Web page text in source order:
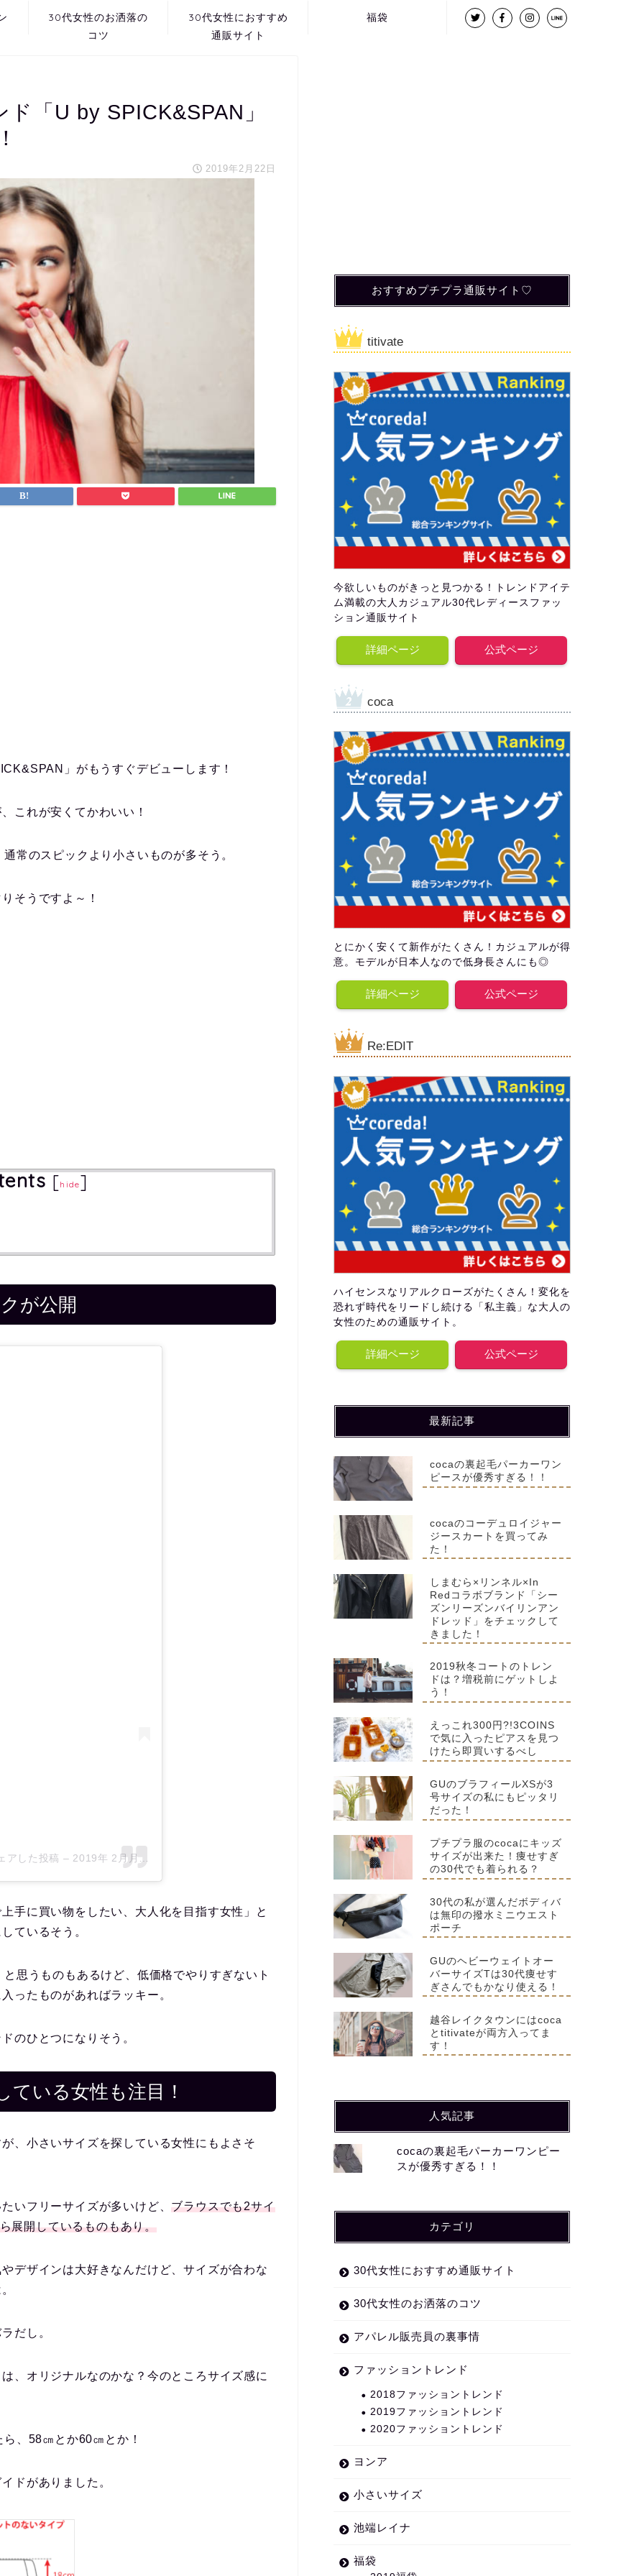
30代女性のお洒落の
コツ
30代女性におすすめ
通販サイト
福袋
「U by SPICK&SPAN」
2019年2月22日
」がもうすぐデビューします！
これが安くてかわいい！
常のスピックより小さいものが多そう。
そうですよ～！
[hide]
が公開
アした投稿 – 2019年 2月月20日午前2時55分PST
手に買い物をしたい、大人化を目指す女性」と
ているそう。
思うものもあるけど、 低価格でやりすぎないト
ったものがあればラッキー。
のひとつになりそう。
いる女性も注目！
、小さいサイズを探している女性にもよさそ
いフリーサイズが多いけど、ブラウスでも2サイ
展開しているものもあり。
デザインは大好きなんだけど、サイズが合わな
だし。
、オリジナルなのかな？今のところサイズ感に
、58㎝とか60㎝とか！
ドがありました。
おすすめプチプラ通販サイト♡
titivate
今欲しいものがきっと見つかる！トレンドアイテ
ム満載の大人カジュアル30代レディースファッ
ション通販サイト
詳細ページ 公式ページ
coca
とにかく安くて新作がたくさん！カジュアルが得
意。モデルが日本人なので低身長さんにも◎
詳細ページ 公式ページ
Re:EDIT
ハイセンスなリアルクローズがたくさん！変化を
恐れず時代をリードし続ける「私主義」な大人の
女性のための通販サイト。
詳細ページ 公式ページ
最新記事
cocaの裏起毛パーカーワン
ピースが優秀すぎる！！
cocaのコーデュロイジャー
ジースカートを買ってみ
た！
しまむら×リンネル×In
Redコラボブランド「シー
ズンリーズンバイリンアン
ドレッド」をチェックして
きました！
2019秋冬コートのトレン
ドは？増税前にゲットしよ
う！
えっこれ300円?!3COINS
で気に入ったピアスを見つ
けたら即買いするべし
GUのブラフィールXSが3
号サイズの私にもピッタリ
だった！
プチプラ服のcocaにキッズ
サイズが出来た！痩せすぎ
の30代でも着られる？
30代の私が選んだボディバ
は無印の撥水ミニウエスト
ポーチ
GUのヘビーウェイトオー
バーサイズTは30代痩せす
ぎさんでもかなり使える！
越谷レイクタウンにはcoca
とtitivateが両方入ってま
す！
人気記事
cocaの裏起毛パーカーワンピー
スが優秀すぎる！！
カテゴリ
30代女性におすすめ通販サイト
30代女性のお洒落のコツ
アパレル販売員の裏事情
ファッショントレンド
2018ファッショントレンド
2019ファッショントレンド
2020ファッショントレンド
ヨンア
小さいサイズ
池端レイナ
福袋